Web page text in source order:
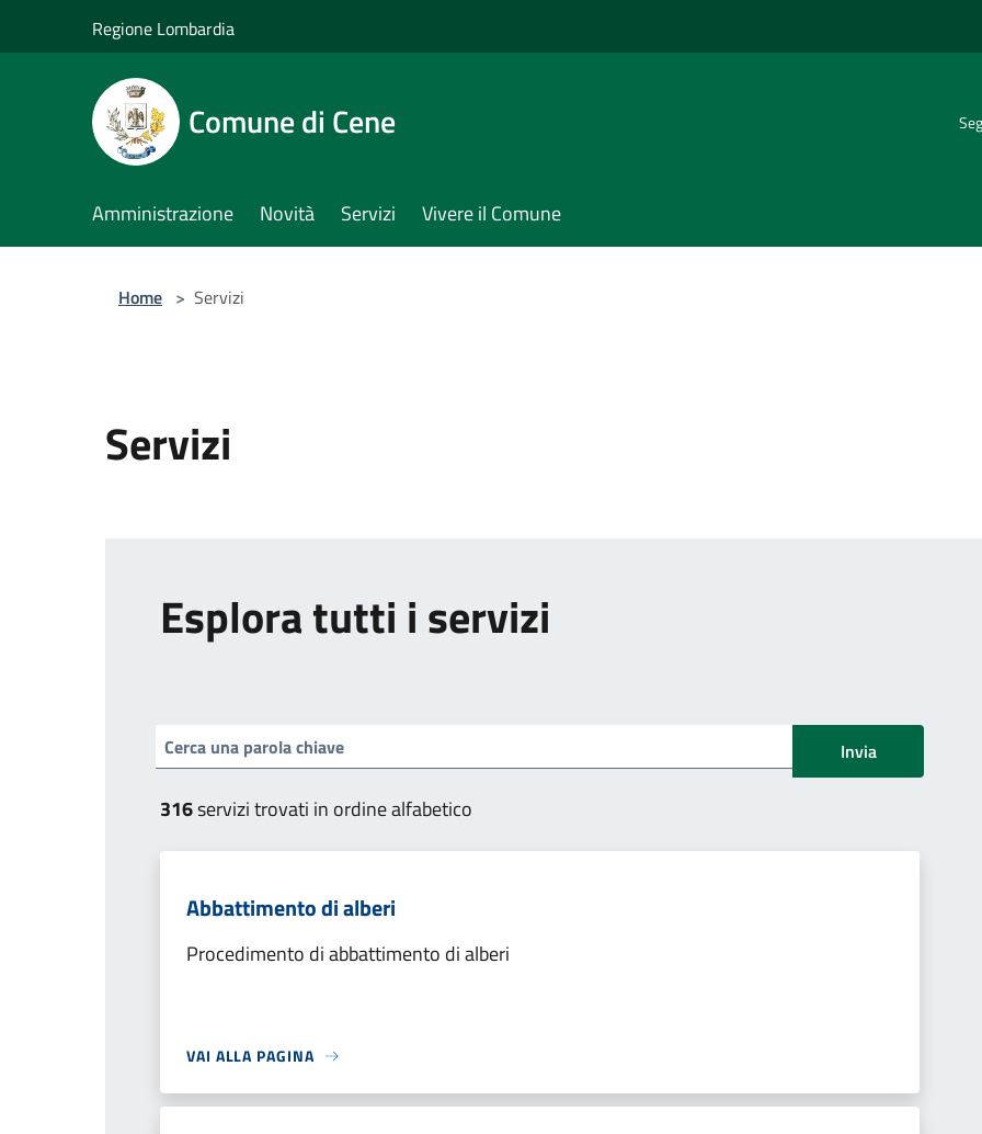
Regione Lombardia
Comune di Cene
Amministrazione Novità Servizi Vivere il Comune
Home > Servizi
Servizi
Esplora tutti i servizi
Invia
316servizi trovati in ordine alfabetico
Abbattimento di alberi
Procedimento di abbattimento di alberi
VAI ALLA PAGINA